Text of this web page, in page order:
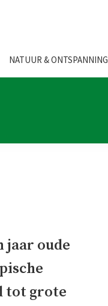
NATUUR & ONTSPANNING
jaar oude
tot grote